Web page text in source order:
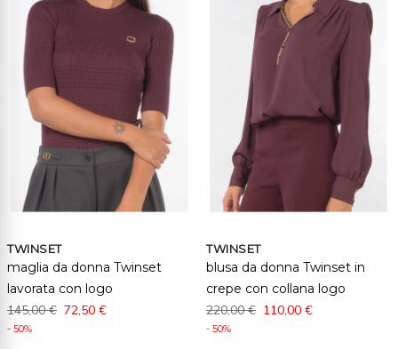
TWINSET
maglia da donna Twinset
lavorata con logo
145,00 € 72,50 €
- 50%
TWINSET
blusa da donna Twinset in
crepe con collana logo
220,00 € 110,00 €
- 50%